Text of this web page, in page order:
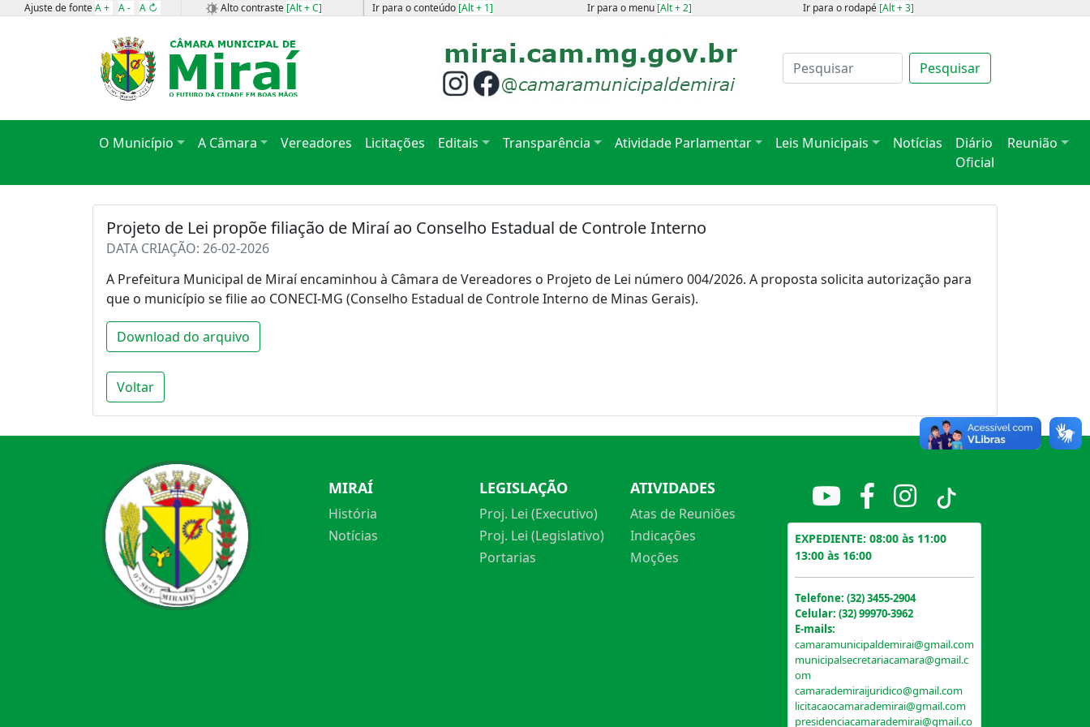
Ajuste de fonteA + A - A ↻ Alto contraste [Alt + C] Ir para o conteúdo [Alt + 1] Ir para o menu [Alt + 2] Ir para o rodapé [Alt + 3]
Pesquisar
O Município A Câmara Vereadores Licitações Editais Transparência Atividade Parlamentar Leis Municipais Notícias
Diário
Oficial
Reunião
Projeto de Lei propõe filiação de Miraí ao Conselho Estadual de Controle Interno
DATA CRIAÇÃO: 26-02-2026
A Prefeitura Municipal de Miraí encaminhou à Câmara de Vereadores o Projeto de Lei número 004/2026. A proposta solicita autorização para
que o município se filie ao CONECI-MG (Conselho Estadual de Controle Interno de Minas Gerais).
Download do arquivo
Voltar
MIRAÍ
História
Notícias
LEGISLAÇÃO
Proj. Lei (Executivo)
Proj. Lei (Legislativo)
Portarias
ATIVIDADES
Atas de Reuniões
Indicações
Moções
EXPEDIENTE: 08:00 às 11:00
13:00 às 16:00
Telefone: (32) 3455-2904
Celular: (32) 99970-3962
E-mails:
camaramunicipaldemirai@gmail.com
municipalsecretariacamara@gmail.c
om
camarademiraijuridico@gmail.com
licitacaocamarademirai@gmail.com
presidenciacamarademirai@gmail.co